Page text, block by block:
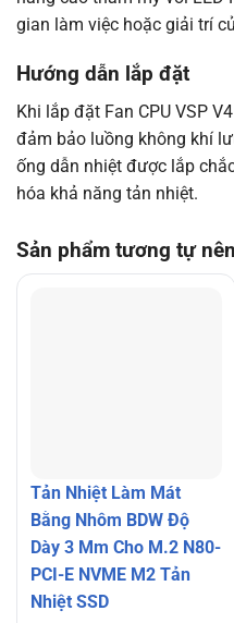
gian làm việc hoặc giải trí
Hướng dẫn lắp đặt
Khi lắp đặt Fan CPU VSP
đảm bảo luồng không khí
ống dẫn nhiệt được lắp
hóa khả năng tản nhiệt.
Sản phẩm tương tự
Tản Nhiệt Làm Mát
Bằng Nhôm BDW Độ
Dày 3 Mm Cho M.2 N80-
PCI-E NVME M2 Tản
Nhiệt SSD